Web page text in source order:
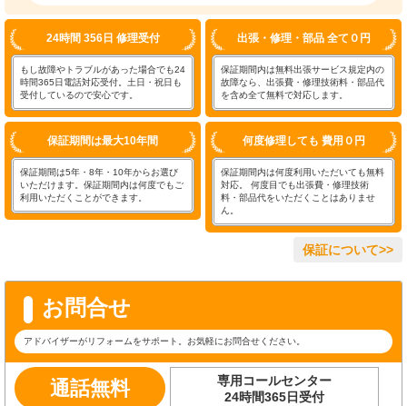
24時間 356日 修理受付
もし故障やトラブルがあった場合でも24
時間365日電話対応受付。土日・祝日も
受付しているので安心です。
出張・修理・部品 全て０円
保証期間内は無料出張サービス規定内の
故障なら、出張費・修理技術料・部品代
を含め全て無料で対応します。
保証期間は最大10年間
保証期間は5年・8年・10年からお選び
いただけます。保証期間内は何度でもご
利用いただくことができます。
何度修理しても 費用０円
保証期間内は何度利用いただいても無料
対応。 何度目でも出張費・修理技術
料・部品代をいただくことはありませ
ん。
保証について>>
お問合せ
アドバイザーがリフォームをサポート。お気軽にお問合せください。
通話無料
専用コールセンター
24時間365日受付